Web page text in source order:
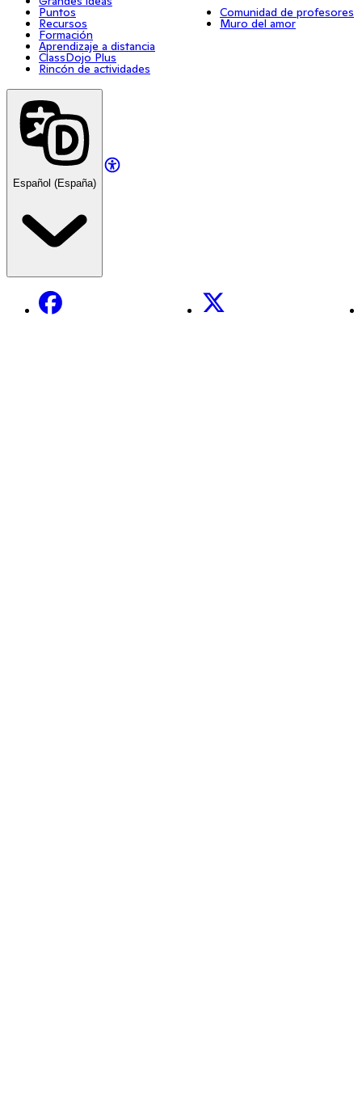
Puntos
Recursos
Formación
Aprendizaje a distancia
ClassDojo Plus
Rincón de actividades
Comunidad de profesores
Muro del amor
Español (España)
Facebook X